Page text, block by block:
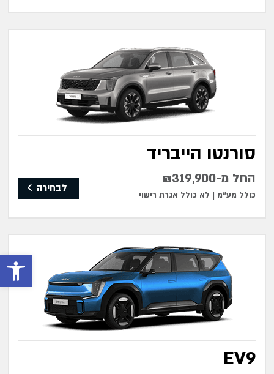
פתח
סורנטו הייבריד
החל מ-₪319,900
כולל מע"מ | לא כולל אגרת רישוי
לבחירה
EV9